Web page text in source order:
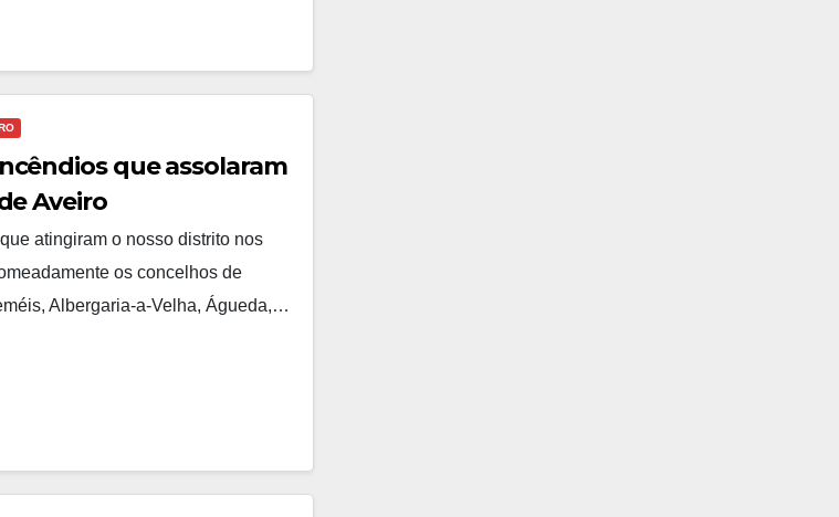
que assolaram
Aveiro
atingiram o nosso distrito nos
os concelhos de
Albergaria-a-Velha, Águeda,…